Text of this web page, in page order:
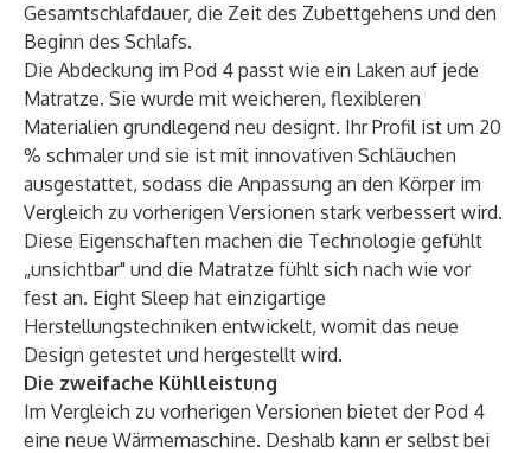
Gesamtschlafdauer, die Zeit des Zubettgehens und den
Beginn des Schlafs.
Die Abdeckung im Pod 4 passt wie ein Laken auf jede
Matratze. Sie wurde mit weicheren, flexibleren
Materialien grundlegend neu designt. Ihr Profil ist um 20
% schmaler und sie ist mit innovativen Schläuchen
ausgestattet, sodass die Anpassung an den Körper im
Vergleich zu vorherigen Versionen stark verbessert wird.
Diese Eigenschaften machen die Technologie gefühlt
„unsichtbar" und die Matratze fühlt sich nach wie vor
fest an. Eight Sleep hat einzigartige
Herstellungstechniken entwickelt, womit das neue
Design getestet und hergestellt wird.
Die zweifache Kühlleistung
Im Vergleich zu vorherigen Versionen bietet der Pod 4
eine neue Wärmemaschine. Deshalb kann er selbst bei